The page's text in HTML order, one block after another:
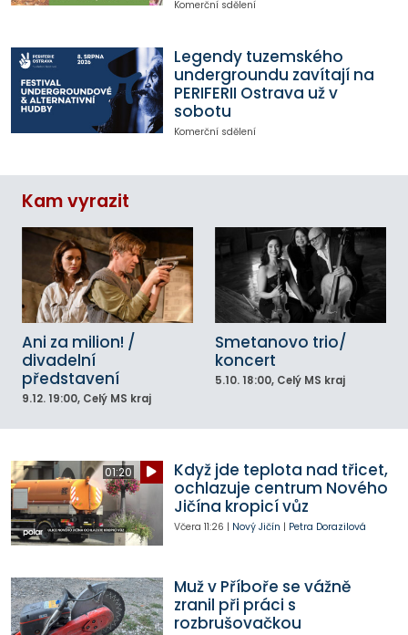
Komerční sdělení
Legendy tuzemského
undergroundu zavítají na
PERIFERII Ostrava už v
sobotu
Komerční sdělení
Kam vyrazit
Ani za milion! /
divadelní
představení
9.12. 19:00, Celý MS kraj
Smetanovo trio/
koncert
5.10. 18:00, Celý MS kraj
01:20
Když jde teplota nad třicet,
ochlazuje centrum Nového
Jičína kropicí vůz
Včera 11:26 | Nový Jičín | Petra Dorazilová
Muž v Příboře se vážně
zranil při práci s
rozbrušovačkou